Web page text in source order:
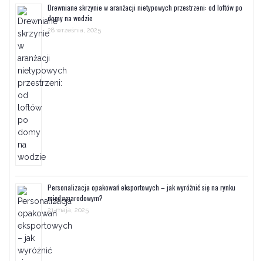
Drewniane skrzynie w aranżacji nietypowych przestrzeni: od loftów po
domy na wodzie
28 września, 2025
Personalizacja opakowań eksportowych – jak wyróżnić się na rynku
międzynarodowym?
21 maja, 2025